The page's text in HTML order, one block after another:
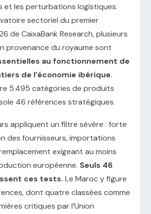
et les perturbations logistiques.
sectoriel du premier
de CaixaBank Research, plusieurs
provenance du royaume sont
au fonctionnement de
de l’économie ibérique.
5 495 catégories de produits
46 références stratégiques.
appliquent un filtre sévère : forte
des fournisseurs, importations
exigeant au moins
européenne. Seuls 46
ces tests. Le Maroc y figure
dont quatre classées comme
critiques par l’Union